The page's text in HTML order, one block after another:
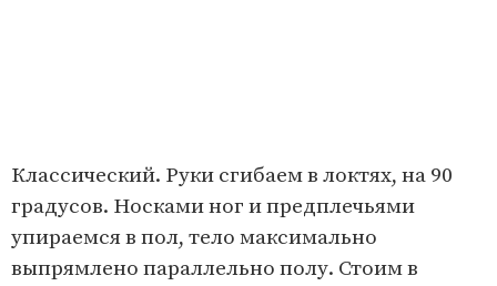
Классический. Руки сгибаем в локтях, на 90
градусов. Носками ног и предплечьями
упираемся в пол, тело максимально
выпрямлено параллельно полу. Стоим в